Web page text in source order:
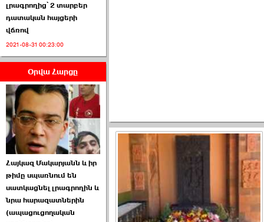
ՏԵՍԱՆՅՈՒԹ․ Ի՞նչ
իրավիճակ է այս ›››
2026-07-04 10:40:00
Սահմանադրական
դատարանը մերժեց ›››
2026-07-02 00:39:00
լրագրողից՝ 2 տարբեր
դատական հայցերի
վճռով
2021-08-31 00:23:00
Օրվա Հարցը
Հայկազ Մակարյանն և իր
թիմը սպառնում են
սատկացնել լրագրողին և
նրա հարազատներին
(ապացուցողական